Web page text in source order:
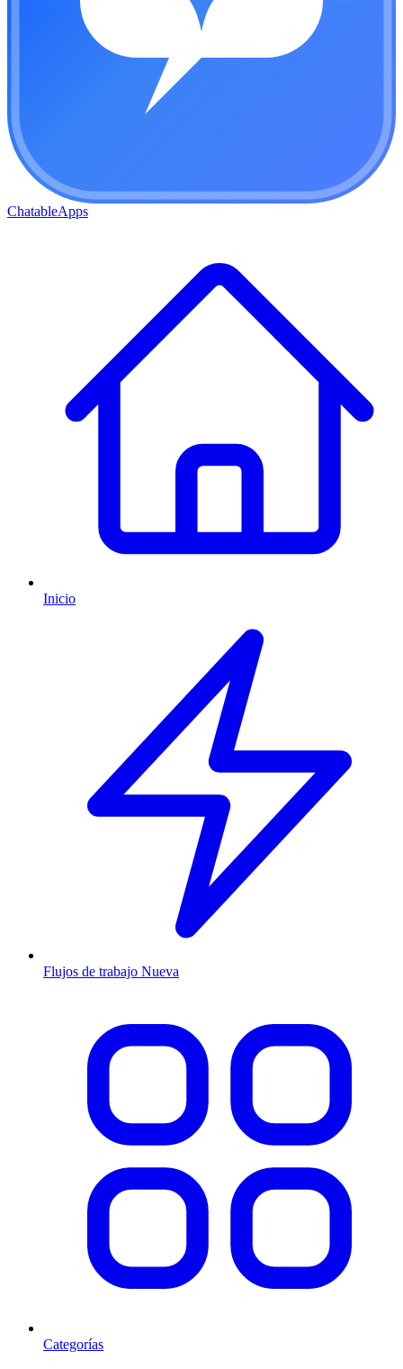
ChatableApps
Inicio
Flujos de trabajo Nueva
Categorías